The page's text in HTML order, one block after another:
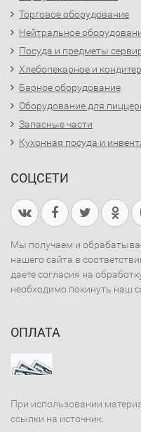
Торговое оборудование
Нейтральное
Посуда и предметы
Хлебопекарное и
Барное оборудование
Оборудование для
Запасные части
Кухонная посуда и
СОЦСЕТИ
Мы получаем и
нашего сайта в
даете согласия на
необходимо покинуть наш
ОПЛАТА
При использовании
ссылки на источник.